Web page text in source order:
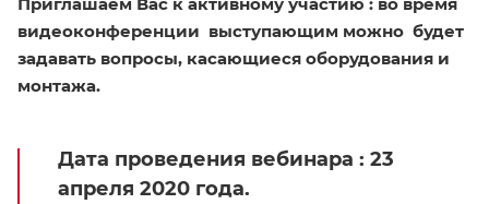
видеоконференции выступающим можно будет
задавать вопросы, касающиеся оборудования и
монтажа.
Дата проведения вебинара : 23
апреля 2020 года.